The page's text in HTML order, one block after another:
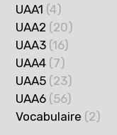
UAA1 (4)
UAA2 (20)
UAA3 (16)
UAA4 (7)
UAA5 (23)
UAA6 (56)
Vocabulaire (2)